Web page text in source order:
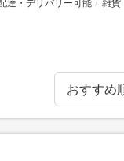
達・デリバリー可能 雑貨